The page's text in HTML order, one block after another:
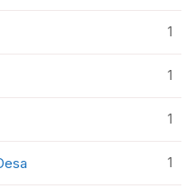
1
1
1
1